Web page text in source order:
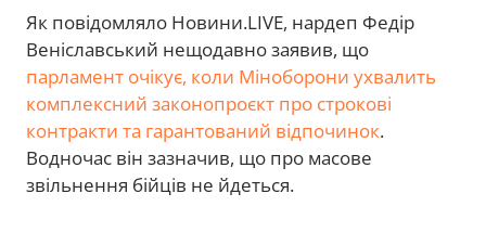
Як повідомляло Новини.LIVE, нардеп Федір
Веніславський нещодавно заявив, що
парламент очікує, коли Міноборони ухвалить
комплексний законопроєкт про строкові
контракти та гарантований відпочинок.
Водночас він зазначив, що про масове
звільнення бійців не йдеться.